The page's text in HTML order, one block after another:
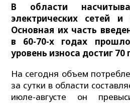
В области
электрических сетей и
Основная их часть
в 60-70-х годах
уровень износа достиг 70
На сегодня объем
за сутки в области
июле-августе он